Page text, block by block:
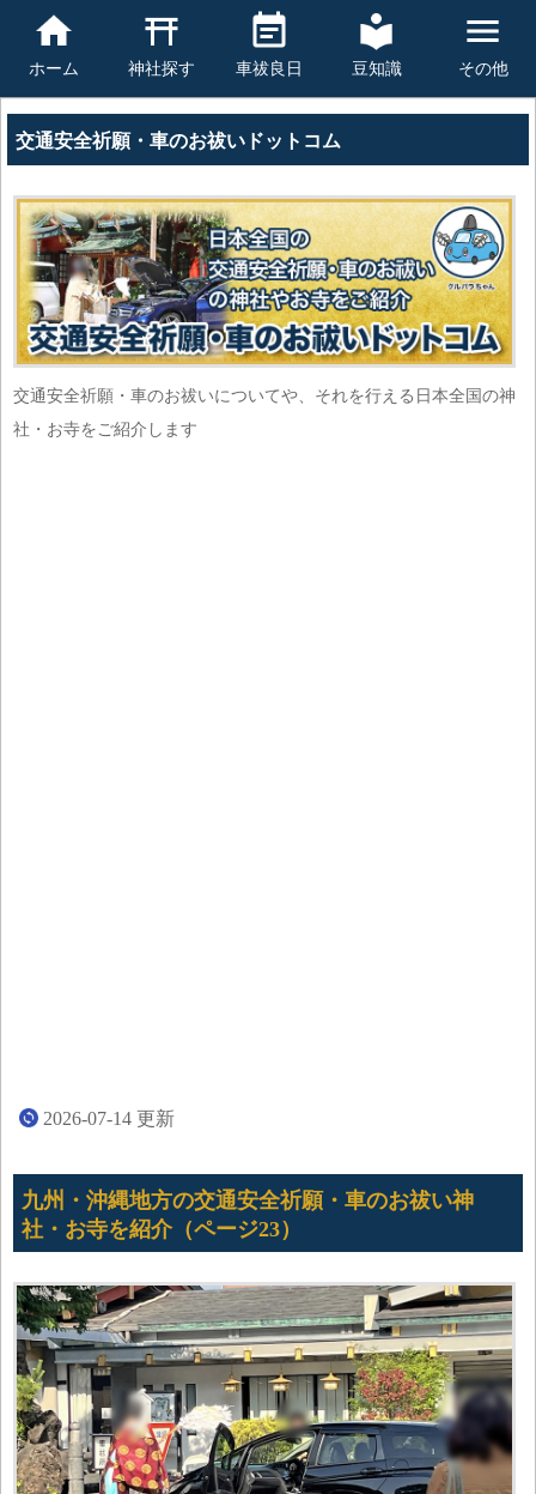
ホーム 神社探す 車祓良日 豆知識 その他
交通安全祈願・車のお祓いドットコム
交通安全祈願・車のお祓いについてや、それを行える日本全国の神
社・お寺をご紹介します
2026-07-14 更新
九州・沖縄地方の交通安全祈願・車のお祓い神
社・お寺を紹介（ページ23）